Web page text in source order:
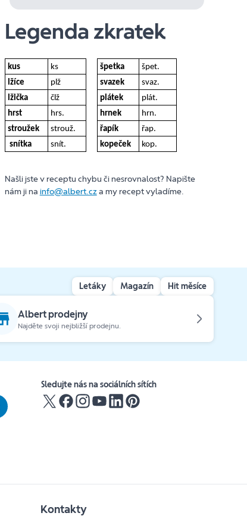
Legenda zkratek
kus ks špetka
špet.
lžíce
plž svazek
svaz.
lžička
člž plátek
plát.
hrst
hrs. hrnek
hrn.
stroužek
strouž. řapík
řap.
snítka
snít. kopeček kop.
Našli jste v receptu chybu či nesrovnalost? Napište
nám ji na info@albert.cza my recept vyladíme.
Letáky Magazín Hit měsíce
Albert prodejny
Najděte svoji nejbližší prodejnu.
Sledujte nás na sociálních sítích
Kontakty